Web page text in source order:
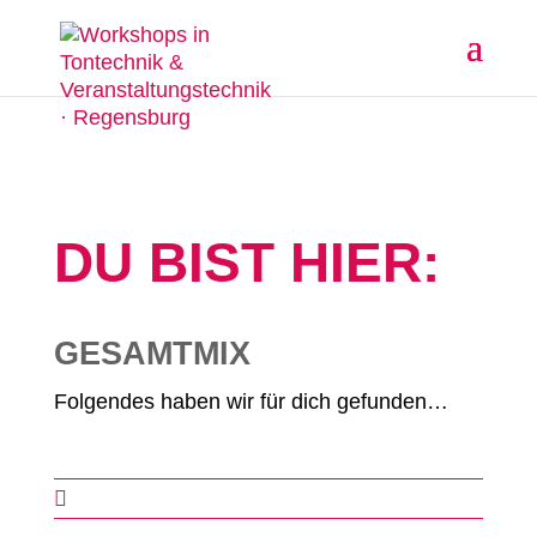
DU BIST HIER:
GESAMTMIX
Folgendes haben wir für dich gefunden…
